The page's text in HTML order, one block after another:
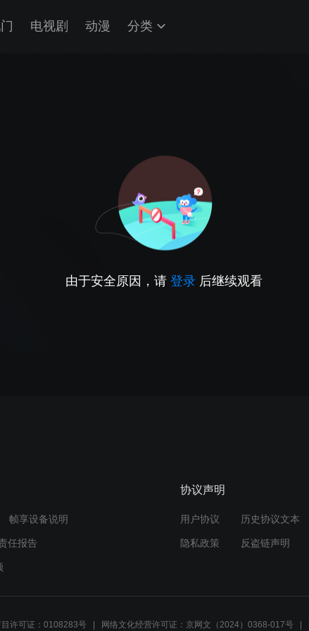
电视剧 动漫 分类
由于安全原因，请 登录 后继续观看
帧享设备说明
任报告
协议声明
用户协议 历史协议文本
隐私政策 反盗链声明
许可证：0108283号 网络文化经营许可证：京网文（2024）0368-017号